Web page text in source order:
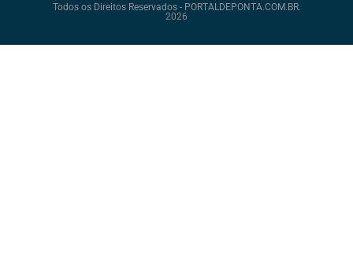
Todos os Direitos Reservados - PORTALDEPONTA.COM.BR.
2026